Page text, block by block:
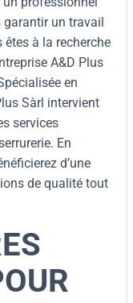
garantir un travail
à la recherche
A&D Plus
en
Sàrl intervient
services
En
d’une
de qualité tout